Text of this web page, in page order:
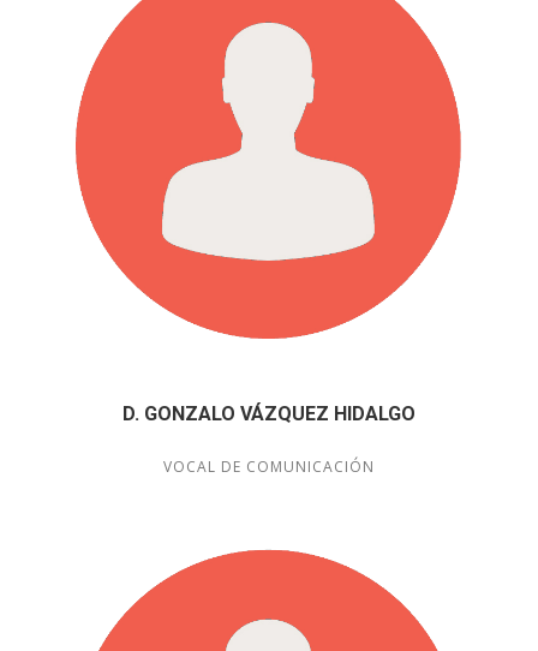
D. GONZALO VÁZQUEZ HIDALGO
VOCAL DE COMUNICACIÓN